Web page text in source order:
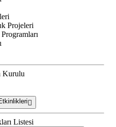
Projeleri
Kurulu
Listesi